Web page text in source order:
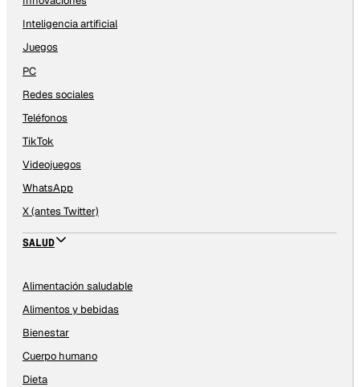
Inteligencia artificial
Juegos
PC
Redes sociales
Teléfonos
TikTok
Videojuegos
WhatsApp
X (antes Twitter)
SALUD
Alimentación saludable
Alimentos y bebidas
Bienestar
Cuerpo humano
Dieta